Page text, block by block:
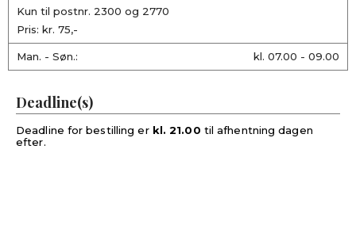
Kun til postnr. 2300 og 2770
Pris: kr. 75,-
Man. - Søn.: kl. 07.00 - 09.00
Deadline(s)
Deadline for bestilling er kl. 21.00 til afhentning dagen
efter.